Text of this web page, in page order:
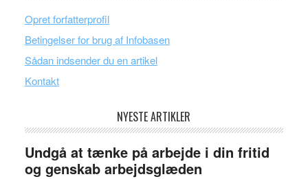
Opret forfatterprofil
Betingelser for brug af Infobasen
Sådan indsender du en artikel
Kontakt
NYESTE ARTIKLER
Undgå at tænke på arbejde i din fritid
og genskab arbejdsglæden